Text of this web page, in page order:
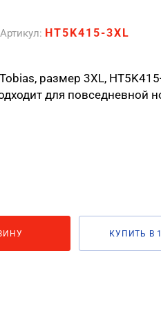
Артикул: HT5K415-3XL
размер 3XL,
для повседневной
КУПИТЬ В